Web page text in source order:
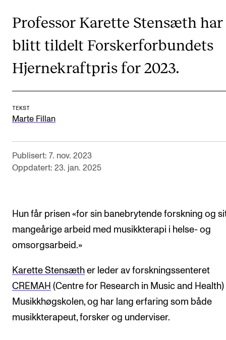
NordART
Prosjekter
INTERNASJONALT
Utveksling
Internasjonal strategi
IN.TUNE
AKTUELT
Arrangementer og konserter
Nyheter og historier
Ledige stillinger
Professor Karette Stensæth har
blitt tildelt Forskerforbundets
Hjernekraftpris for 2023.
TEKST
Marte Fillan
Publisert: 7. nov. 2023
Oppdatert: 23. jan. 2025
Hun får prisen «for sin banebrytende forskning og
mangeårige arbeid med musikkterapi i helse- og
omsorgsarbeid.»
Karette Stensæth er leder av forskningssenteret
CREMAH (Centre for Research in Music and Health)
Musikkhøgskolen, og har lang erfaring som både
musikkterapeut, forsker og underviser.